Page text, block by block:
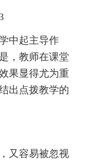
中起主导作
，教师在课堂
果显得尤为重
出点拨教学的
又容易被忽视